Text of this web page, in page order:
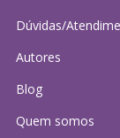
Dúvidas/
Autores
Blog
Quem somos